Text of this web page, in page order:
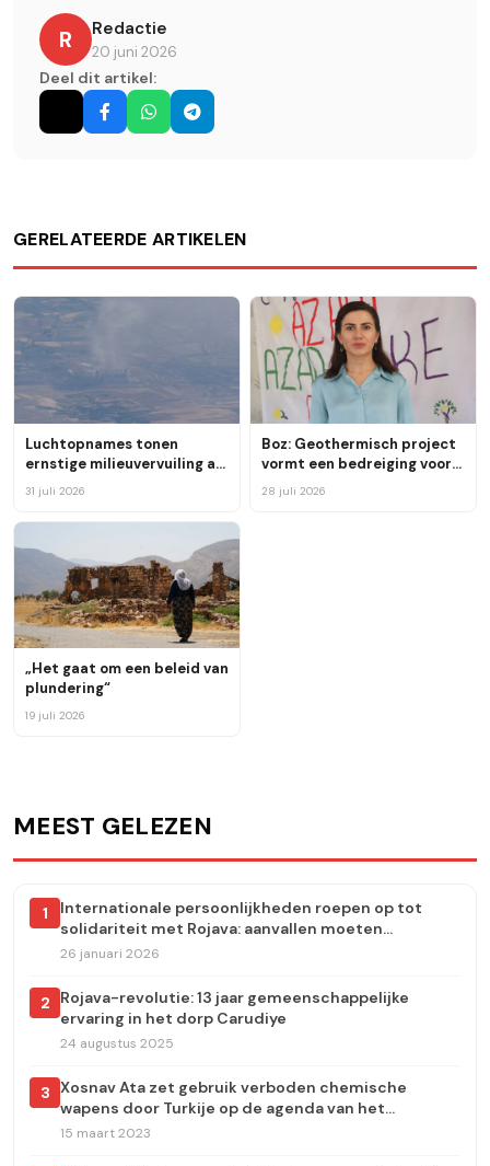
R Redactie
20 juni 2026
Deel dit artikel:
GERELATEERDE ARTIKELEN
Luchtopnames tonen
ernstige milieuvervuiling als
gevolg van de kolencentrale
van Afşin-Elbistan
31 juli 2026
Boz: Geothermisch project
vormt een bedreiging voor
de natuur, het
levensonderhoud en de
28 juli 2026
„Het gaat om een beleid van
plundering“
19 juli 2026
MEEST GELEZEN
1
Internationale persoonlijkheden roepen op tot
solidariteit met Rojava: aanvallen moeten
onmiddellijk worden stopgezet
26 januari 2026
2
Rojava-revolutie: 13 jaar gemeenschappelijke
ervaring in het dorp Carudiye
24 augustus 2025
3 Xosnav Ata zet gebruik verboden chemische
wapens door Turkije op de agenda van het
Europees Parlement
15 maart 2023